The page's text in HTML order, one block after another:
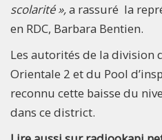
scolarité »,a rassuré la
en RDC, Barbara Bentien.
Les autorités de la division
Orientale 2 et du Pool
reconnu cette baisse du
dans ce district.